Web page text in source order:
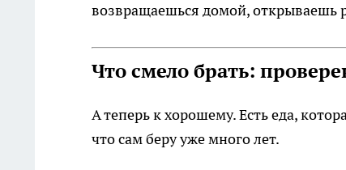
возвращаешься домой, открываешь
Что смело брать:
А теперь к хорошему. Есть еда,
что сам беру уже много лет.